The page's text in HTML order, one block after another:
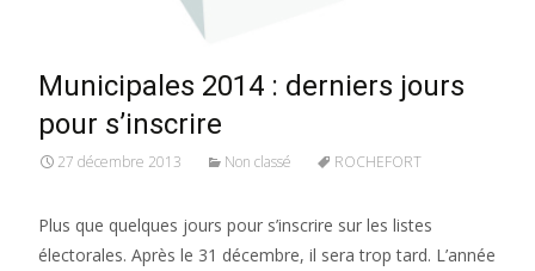
Municipales 2014 : derniers jours
pour s’inscrire
27 décembre 2013 Non classé ROCHEFORT
Plus que quelques jours pour s’inscrire sur les listes
électorales. Après le 31 décembre, il sera trop tard. L’année